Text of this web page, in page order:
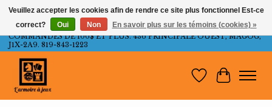
LIVRAISON GRATUITE AU QUÉBEC ET ONTARIO POUR LES
COMMANDES DE 100$ ET PLUS. 436 PRINCIPALE OUEST, MAGOG,
J1X-2A9. 819-843-1223
Liste dePanier
Veuillez accepter les cookies afin de rendre ce site plus fonctionnel Est-ce
correct?
Oui Non En savoir plus sur les témoins (cookies) »